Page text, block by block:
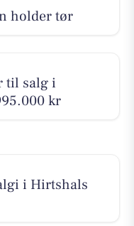
holder tør
til salg i
kr
i Hirtshals